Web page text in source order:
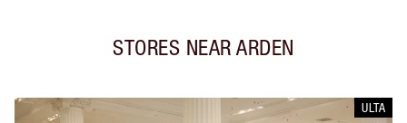
STORES NEAR ARDEN
ULTA